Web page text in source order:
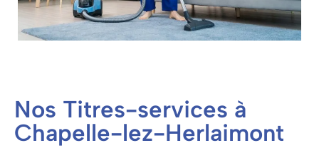
Nos Titres-services à
Chapelle-lez-Herlaimont